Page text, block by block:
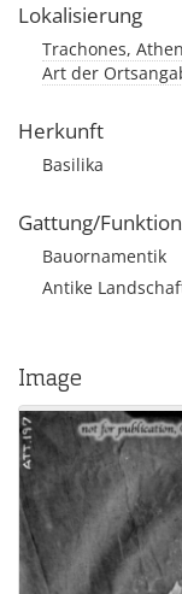
Lokalisierung
Trachones,
Art der
Herkunft
Basilika
Gattung/
Bauornamentik
Antike
Image